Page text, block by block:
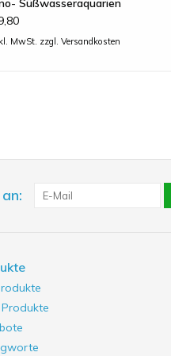
Süßwasseraquarien
MwSt. zzgl. Versandkosten